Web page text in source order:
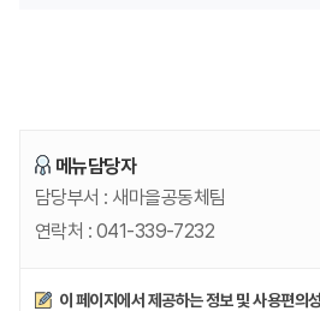
메뉴담당자
담당부서 : 새마을공동체팀
연락처 : 041-339-7232
만족도조사
이 페이지에서 제공하는 정보 및 사용편의